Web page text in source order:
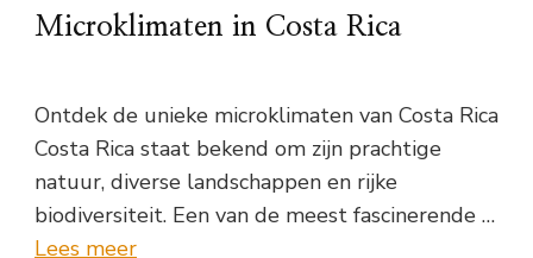
Microklimaten in Costa Rica
Ontdek de unieke microklimaten van Costa Rica
Costa Rica staat bekend om zijn prachtige
natuur, diverse landschappen en rijke
biodiversiteit. Een van de meest fascinerende …
Lees meer